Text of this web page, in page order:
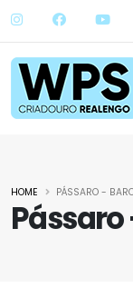
Pássaro
HOME PÁSSARO -